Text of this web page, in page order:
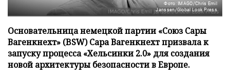
Фото: IMAGO/Chris Emil
Janssen/Global Look Press
Основательница немецкой партии «Союз Сары
Вагенкнехт» (BSW) Сара Вагенкнехт призвала к
запуску процесса «Хельсинки 2.0» для создания
новой архитектуры безопасности в Европе.